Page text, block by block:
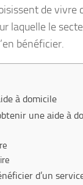
de vivre
laquelle le
bénéficier.
à domicile
une aide à
d’un